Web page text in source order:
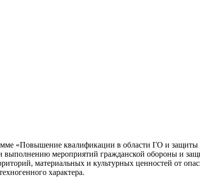
«Повышение квалификации в области ГО и
мероприятий гражданской обороны и
материальных и культурных ценностей от
характера.